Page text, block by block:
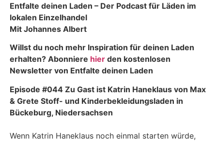
Entfalte deinen Laden – Der Podcast für Läden im
lokalen Einzelhandel
Mit Johannes Albert
Willst du noch mehr Inspiration für deinen Laden
erhalten? Abonniere hier den kostenlosen
Newsletter von Entfalte deinen Laden
Episode #044 Zu Gast ist Katrin Haneklaus von Max
& Grete Stoff- und Kinderbekleidungsladen in
Bückeburg, Niedersachsen
Wenn Katrin Haneklaus noch einmal starten würde,